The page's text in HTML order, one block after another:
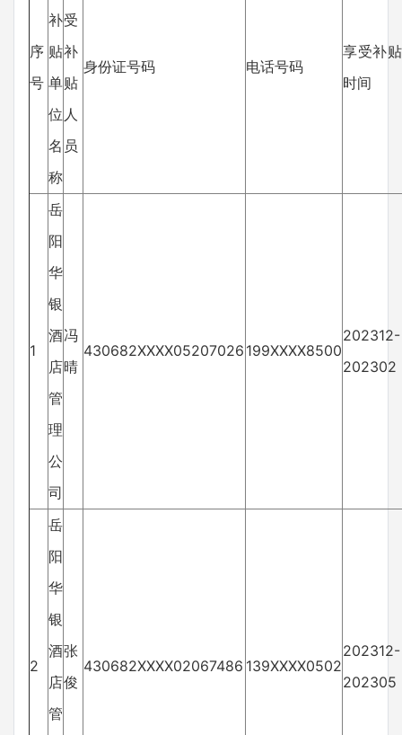
序
号
补
贴
单
位
名
称
受
补
贴
人
员
身份证号码 电话号码
享受补贴
时间
1
岳
阳
华
银
酒
店
管
理
公
司
冯
晴
430682XXXX05207026 199XXXX8500
202312-
202302
2
岳
阳
华
银
酒
店
管
张
俊
430682XXXX02067486 139XXXX0502
202312-
202305